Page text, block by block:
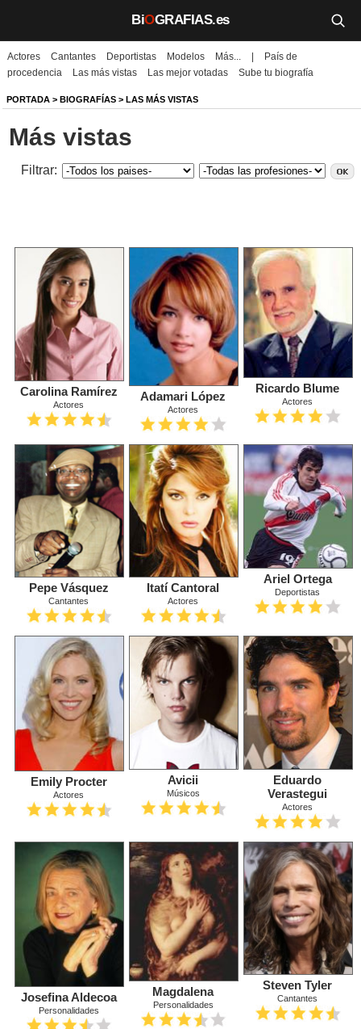
BiOGRAFIAS.es
Biografías
Películas
TV
Música
Galerías
Noticias
Iniciar sesión Crear cuenta
Actores Cantantes Deportistas Modelos Más...
País de
procedencia
Las más vistas Las mejor votadas Sube tu biografía
PORTADA > BIOGRAFÍAS > LAS MÁS VISTAS
Más vistas
Filtrar:
Carolina Ramírez
Actores
Adamari López
Actores
Ricardo Blume
Actores
Pepe Vásquez
Cantantes
Itatí Cantoral
Actores
Ariel Ortega
Deportistas
Emily Procter
Actores
Avicii
Músicos
Eduardo
Verastegui
Actores
Josefina Aldecoa
Personalidades
Magdalena
Personalidades
Steven Tyler
Cantantes